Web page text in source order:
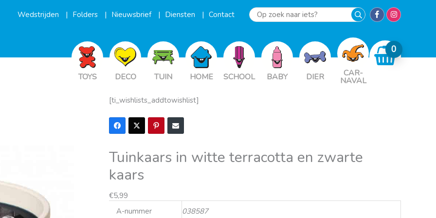
Wedstrijden Folders Nieuwsbrief Diensten Contact
Op
iets?
TOYS DECO TUIN HOME SCHOOL BABY DIER CAR-
NAVAL
[ti_wishlists_addtowishlist]
Tuinkaars in witte terracotta en zwarte
kaars
€5,99
A-nummer
038587